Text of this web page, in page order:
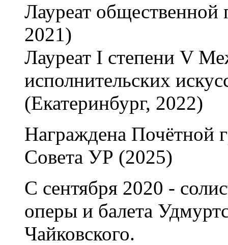
Лауреат
2021)
Лауреат I степени V
исполнительских
(Екатеринбург, 2022)
Награждена Почётной
Совета УР (2025)
С сентября 2020 -
оперы и балета
Чайковского.